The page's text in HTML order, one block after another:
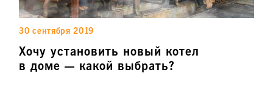
30 сентября 2019
Хочу установить новый котел
в доме — какой выбрать?